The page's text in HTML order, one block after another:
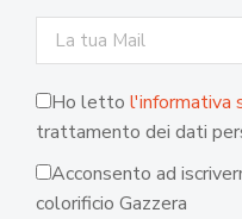
Ho letto l'informativa
trattamento dei dati
Acconsento ad
colorificio Gazzera